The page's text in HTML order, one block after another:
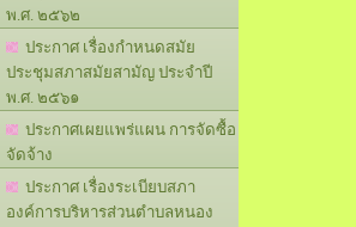
พ.ศ. ๒๕๖๒
ประกาศ เรื่องกำหนดสมัย
ประชุมสภาสมัยสามัญ ประจำปี
พ.ศ. ๒๕๖๑
ประกาศเผยแพร่แผน การจัดซื้อ
จัดจ้าง
ประกาศ เรื่องระเบียบสภา
องค์การบริหารส่วนตำบลหนอง